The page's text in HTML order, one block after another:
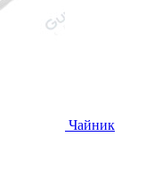
Чайник